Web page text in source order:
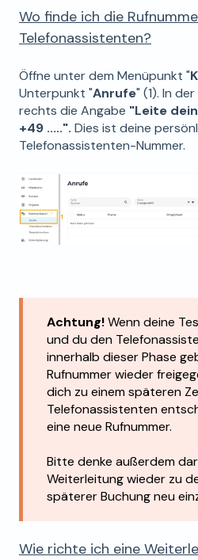
Wo finde ich die
Telefonassistenten?
Öffne unter dem Menüpunkt "
Unterpunkt "Anrufe" (1). In
rechts die Angabe "Leite
+49 .....". Dies ist deine
Telefonassistenten-Nummer.
Achtung!Wenn deine
und du den
innerhalb dieser Phase
Rufnummer wieder
dich zu einem späteren
Telefonassistenten
eine neue Rufnummer.
Bitte denke außerdem
Weiterleitung wieder zu
späterer Buchung neu
Wie richte ich eine